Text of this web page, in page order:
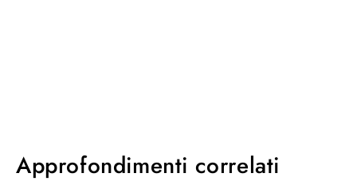
Approfondimenti correlati